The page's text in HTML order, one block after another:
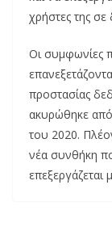
χρήστες της
Οι συμφωνίες
προστασίας
ακυρώθηκε
του 2020.
νέα συνθήκη